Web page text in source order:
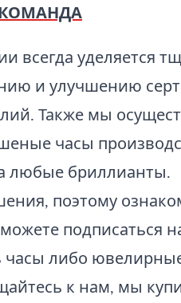
уделяется
и улучшению
Также мы
часы
любые бриллианты.
поэтому
подписаться
часы либо
к нам, мы